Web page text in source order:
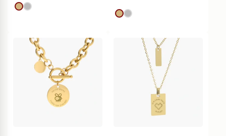
Goldes
silver
Goldes
silver